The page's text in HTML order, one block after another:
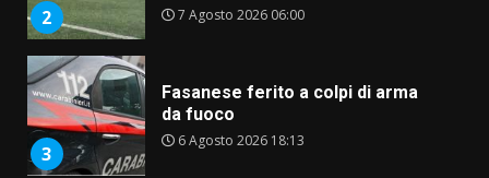
2 7 Agosto 2026 06:00
3
Fasanese ferito a colpi di arma
da fuoco
6 Agosto 2026 18:13